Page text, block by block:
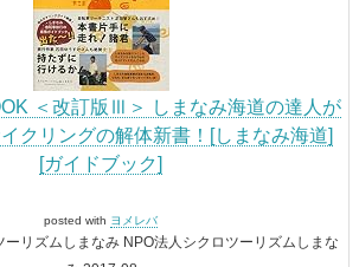
＜改訂版Ⅲ＞ しまなみ海道の達人が
クリングの解体新書！[しまなみ海道]
[ガイドブック]
posted with ヨメレバ
リズムしまなみ NPO法人シクロツーリズムしまな